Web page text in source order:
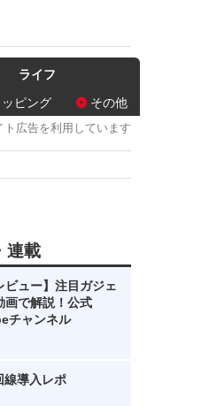
ライフ
ピング その他
広告を利用しています
連載
ビュー】注目ガジェ
画で解説！公式
チャンネル
線導入レポ